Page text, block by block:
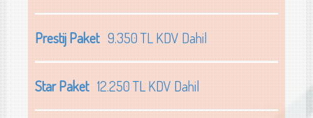
Prestij Paket9.350 TL KDV Dahil
Star Paket12.250 TL KDV Dahil